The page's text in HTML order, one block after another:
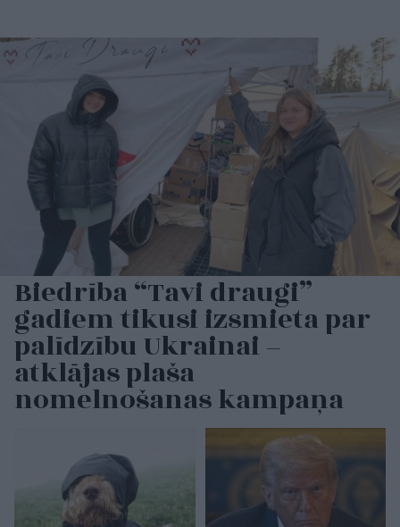
Biedrība “Tavi draugi”
gadiem tikusi izsmieta par
palīdzību Ukrainai –
atklājas plaša
nomelnošanas kampaņa